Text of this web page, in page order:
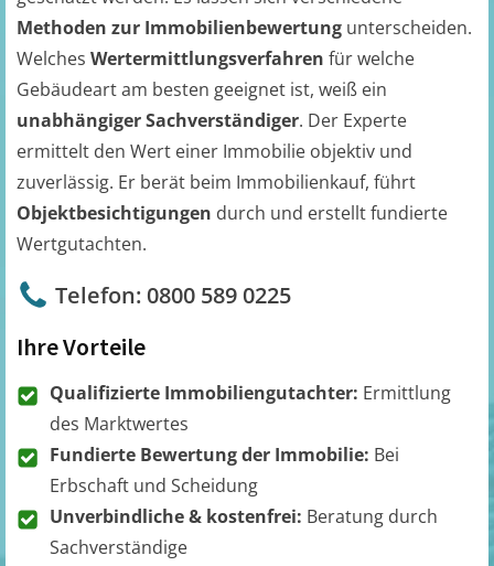
Methoden zur Immobilienbewertung unterscheiden.
Welches Wertermittlungsverfahren für welche
Gebäudeart am besten geeignet ist, weiß ein
unabhängiger Sachverständiger. Der Experte
ermittelt den Wert einer Immobilie objektiv und
zuverlässig. Er berät beim Immobilienkauf, führt
Objektbesichtigungen durch und erstellt fundierte
Wertgutachten.
Telefon: 0800 589 0225
Ihre Vorteile
Qualifizierte Immobiliengutachter: Ermittlung
des Marktwertes
Fundierte Bewertung der Immobilie: Bei
Erbschaft und Scheidung
Unverbindliche & kostenfrei: Beratung durch
Sachverständige